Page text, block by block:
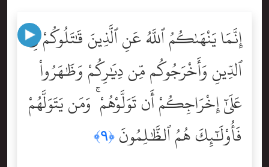
إِنَّمَا يَنْهَىٰكُمُ ٱللَّهُ عَنِ ٱلَّذِينَ قَٰتَلُوكُمْ فِى
ٱلدِّينِ وَأَخْرَجُوكُم مِّن دِيَٰرِكُمْ وَظَٰهَرُواْ
عَلَىٰٓ إِخْرَاجِكُمْ أَن تَوَلَّوْهُمْ ۚ وَمَن يَتَوَلَّهُمْ
فَأُوْلَٰٓئِكَ هُمُ ٱلظَّٰلِمُونَ ﴿٩﴾